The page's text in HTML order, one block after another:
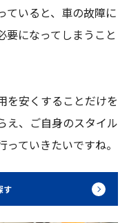
ていると、車の故障に
要になってしまうこと
を安くすることだけを
え、ご自身のスタイル
ていきたいですね。
す